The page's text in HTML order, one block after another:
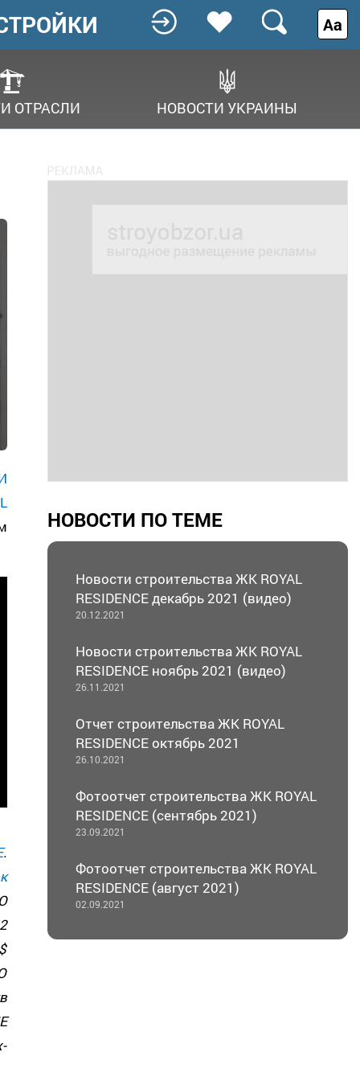
ОТРАСЛИ НОВОСТИ УКРАИНЫ
Аа
.
НОВОСТИ ПО ТЕМЕ
Новости строительства ЖК ROYAL
RESIDENCE декабрь 2021 (видео)
20.12.2021
Новости строительства ЖК ROYAL
RESIDENCE ноябрь 2021 (видео)
26.11.2021
Отчет строительства ЖК ROYAL
RESIDENCE октябрь 2021
26.10.2021
Фотоотчет строительства ЖК ROYAL
RESIDENCE (сентябрь 2021)
23.09.2021
Фотоотчет строительства ЖК ROYAL
RESIDENCE (август 2021)
02.09.2021